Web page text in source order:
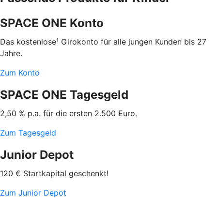
SPACE ONE Konto
Das kostenlose¹ Girokonto für alle jungen Kunden bis 27
Jahre.
Zum Konto
SPACE ONE Tagesgeld
2,50 % p.a. für die ersten 2.500 Euro.
Zum Tagesgeld
Junior Depot
120 € Startkapital geschenkt!
Zum Junior Depot